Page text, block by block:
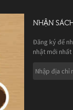
NHẬN
Đăng ký để
nhật mới